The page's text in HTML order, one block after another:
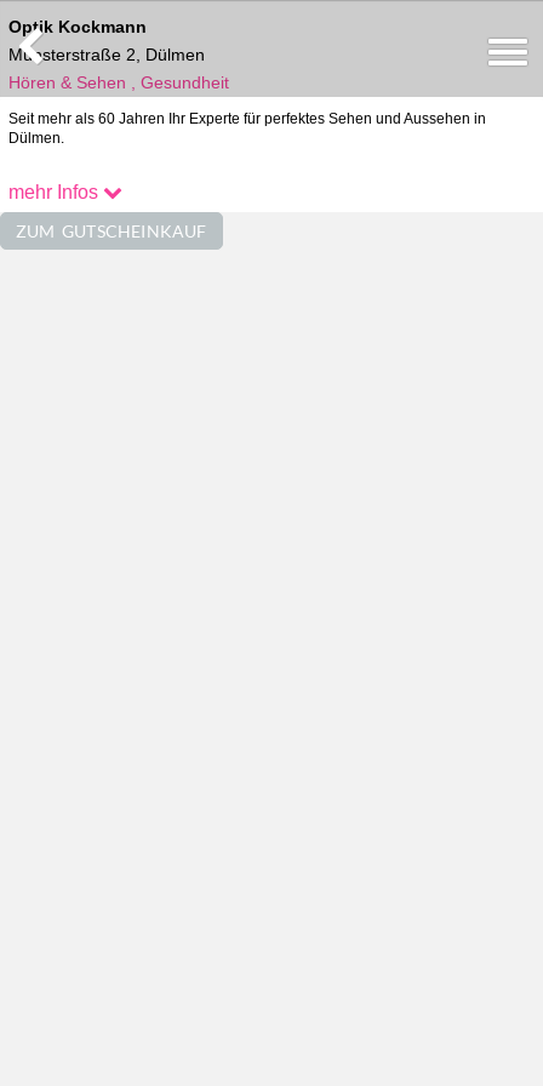
Optik Kockmann
Münsterstraße 2, Dülmen
Hören & Sehen , Gesundheit
Seit mehr als 60 Jahren Ihr Experte für perfektes Sehen und Aussehen in
Dülmen.
02594/82657
info@optik-kockmann.de
mehr Infos
ZUM GUTSCHEINKAUF